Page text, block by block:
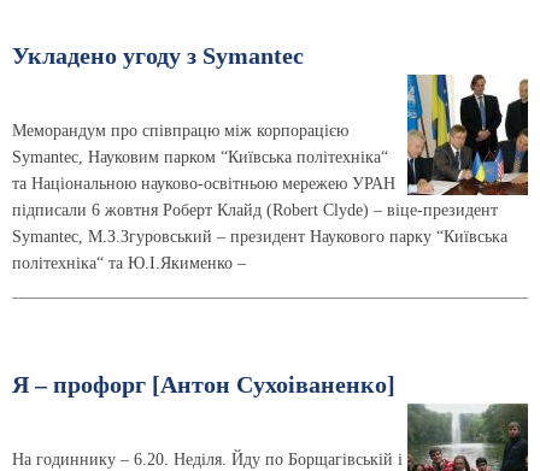
Укладено угоду з Symantec
Меморандум про співпрацю між корпорацією
Symantec, Науковим парком “Київська політехніка“
та Національною науково-освітньою мережею УРАН
підписали 6 жовтня Роберт Клайд (Robert Clyde) – віце-президент
Symantec, М.З.Згуровський – президент Наукового парку “Київська
політехніка“ та Ю.І.Якименко –
Я – профорг [Антон Сухоіваненко]
На годиннику – 6.20. Неділя. Йду по Борщагівській і